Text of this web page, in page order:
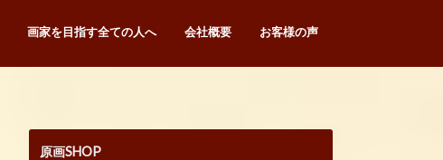
画家を目指す全ての人へ 会社概要 お客様の声
原画SHOP